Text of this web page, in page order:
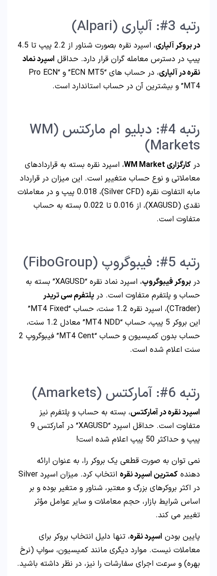
رتبه 3#: آلپاری (Alpari)
در بروکر آلپاری
، اسپرد نقره بصورت شناور از 2.2 پیپ تا 4.5
پیپ در دسترس معامله گران قرار دارد. حداقل اسپرد نماد
نقره در آلپاری
، در حساب های “ECN MT5” و “Pro ECN
MT4” و بیشترین آن در حساب استاندارد است.
رتبه 4#: دبلیو ام مارکتس (WM
Markets)
در کارگزاری WM Market
، اسپرد نقره بسته به قراردادهای
معاملاتی و نوع حساب متغییر است. این میزان در قرارداد
مابه التفاوت نقره (Silver CFD)، 0.018 پیپ و در معاملات
نقدی (XAGUSD)، از 0.016 تا 0.022 بسته به حساب
متفاوت است.
رتبه 5#: فیبوگروپ (FiboGroup)
در بروکر فیبوگروپ
، اسپرد نماد نقره “XAGUSD” بسته به
حساب و پلتفرم متفاوت است. در پلتفرم سی تریدر
(CTrader)، اسپرد نقره 1.2 سنت، حساب “MT4 Fixed”
این بروکر 5 پیپ، حساب “MT4 NDD” معادل 1.2 سنت،
حساب بدون کمیسیون و حساب “MT4 Cent” فیبوگروپ 2
سنت اعلام شده است.
رتبه 6#: آمارکتس (Amarkets)
اسپرد نقره در آمارکتس، بسته به حساب و پلتفرم نیز
متفاوت است. حداقل اسپرد “XAGUSD” در آمارکتس 9
پیپ و حداکثر 50 پیپ اعلام شده است!
نمی توان به صورت قطعی یک بروکر را، به عنوان ارائه
دهنده کمترین اسپرد نقره
انتخاب کرد. میزان اسپرد Silver
در اکثر بروکرهای بزرگ و معتبر، شناور و متغیر بوده و بر
اساس شرایط بازار، حجم معاملات و سایر عوامل مؤثر
تغییر می کند.
پایین بودن اسپرد نقره، تنها دلیل انتخاب بروکر برای
معاملات نیست. موارد دیگری مانند کمیسیون، سواپ (نرخ
بهره) و سرعت اجرای سفارشات را نیز، در نظر داشته باشید.